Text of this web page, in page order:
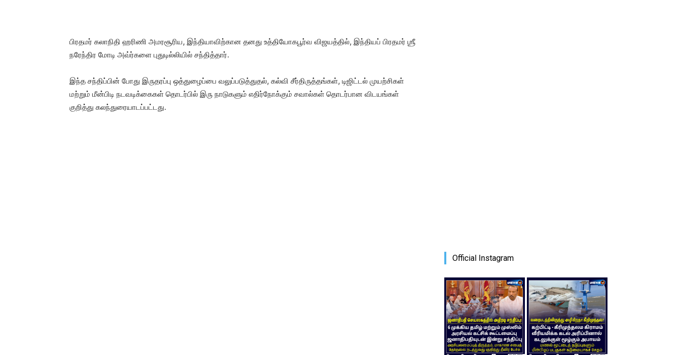
பிரதமர் கலாநிதி ஹரிணி அமரசூரிய, இந்தியாவிற்கான தனது உத்தியோகபூர்வ விஜயத்தில், இந்தியப் பிரதமர் ஶ்ரீ
நரேந்திர மோடி அவ்ர்களை புதுடில்லியில் சந்தித்தார்.
இந்த சந்திப்பின் போது இருதரப்பு ஒத்துழைப்பை வலுப்படுத்துதல், கல்வி சீர்திருத்தங்கள், டிஜிட்டல் முயற்சிகள்
மற்றும் மீன்பிடி நடவடிக்கைகள் தொடர்பில் இரு நாடுகளும் எதிர்நோக்கும் சவால்கள் தொடர்பான விடயங்கள்
குறித்து கலந்துரையாடப்பட்டது.
Official Instagram